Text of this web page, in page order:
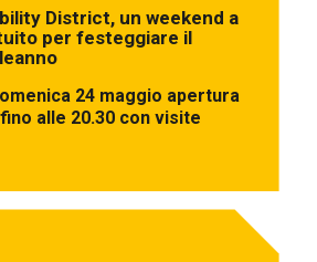
District, un weekend a
per festeggiare il
24 maggio apertura
alle 20.30 con visite